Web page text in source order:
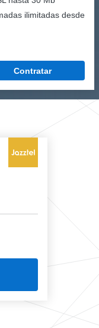
ilimitadas desde
Contratar